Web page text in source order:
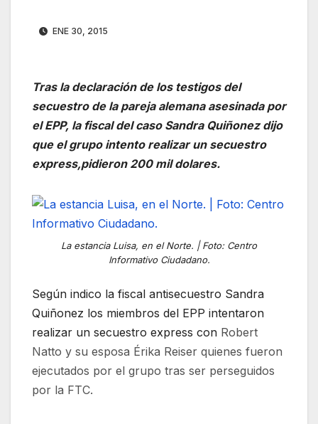
ENE 30, 2015
Tras la declaración de los testigos del
secuestro de la pareja alemana asesinada por
el EPP, la fiscal del caso Sandra Quiñonez dijo
que el grupo intento realizar un secuestro
express,pidieron 200 mil dolares.
La estancia Luisa, en el Norte. | Foto: Centro
Informativo Ciudadano.
Según indico la fiscal antisecuestro Sandra
Quiñonez los miembros del EPP intentaron
realizar un secuestro express con Robert
Natto y su esposa Érika Reiser quienes fueron
ejecutados por el grupo tras ser perseguidos
por la FTC.